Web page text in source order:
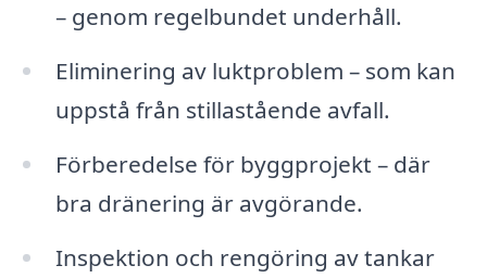
– genom regelbundet underhåll.
Eliminering av luktproblem – som kan
uppstå från stillastående avfall.
Förberedelse för byggprojekt – där
bra dränering är avgörande.
Inspektion och rengöring av tankar